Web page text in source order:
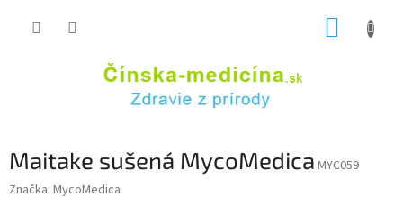
Maitake sušená MycoMedica MYC059
Značka: MycoMedica